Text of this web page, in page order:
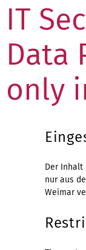
IT
Data
only
Der
nur aus
Weimar